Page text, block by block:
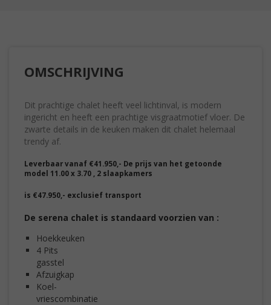
OMSCHRIJVING
Dit prachtige chalet heeft veel lichtinval, is modern
ingericht en heeft een prachtige visgraatmotief vloer. De
zwarte details in de keuken maken dit chalet helemaal
trendy af.
Leverbaar vanaf €41.950,- De prijs van het getoonde
model 11.00 x 3.70 , 2 slaapkamers
is €47.950,- exclusief transport
De serena chalet is standaard voorzien van :
4 Pits
gasstel
Koel-
vriescombinatie